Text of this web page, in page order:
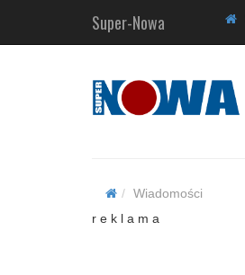
Super-Nowa
Wiadomości
r e k l a m a